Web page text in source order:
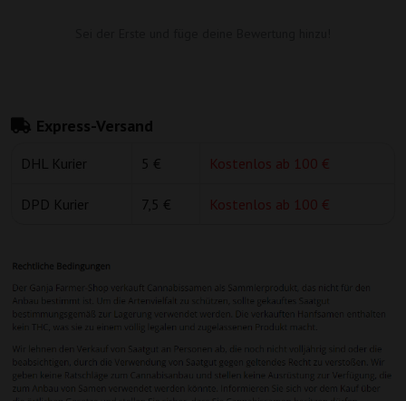
Express-Versand
DHL Kurier 5 € Kostenlos ab 100 €
DPD Kurier 7,5 € Kostenlos ab 100 €